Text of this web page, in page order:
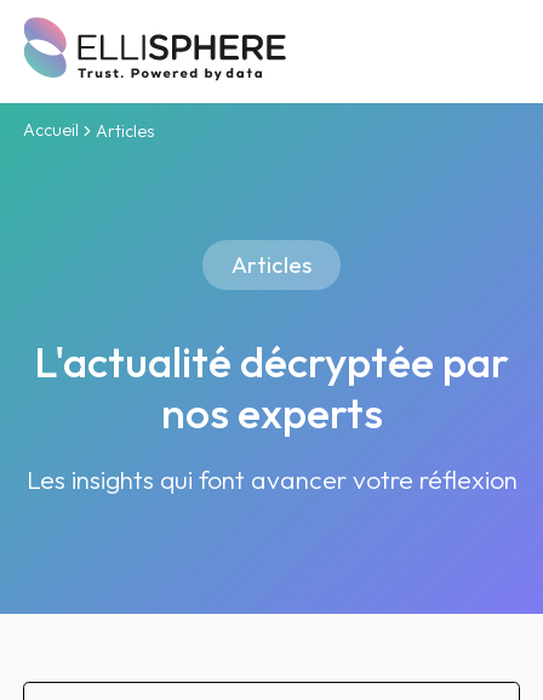
Accueil Articles
Articles
L'actualité décryptée par
nos experts
Les insights qui font avancer votre réflexion